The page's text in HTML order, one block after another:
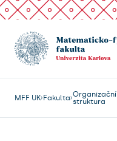
MFF UK Fakulta Organizační
struktura